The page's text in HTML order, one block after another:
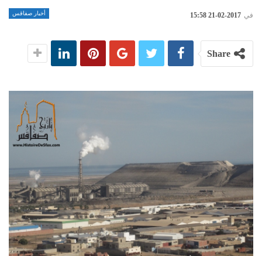
أخبار صفاقس في 2017-02-21 15:58
Share